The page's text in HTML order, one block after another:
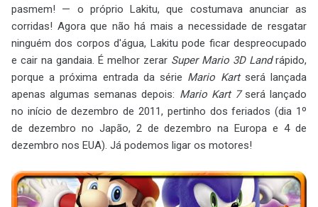
pasmem! — o próprio Lakitu, que costumava anunciar as
corridas! Agora que não há mais a necessidade de resgatar
ninguém dos corpos d'água, Lakitu pode ficar despreocupado
e cair na gandaia. É melhor zerar Super Mario 3D Landrápido,
porque a próxima entrada da série Mario Kartserá lançada
apenas algumas semanas depois: Mario Kart 7será lançado
no início de dezembro de 2011, pertinho dos feriados (dia 1º
de dezembro no Japão, 2 de dezembro na Europa e 4 de
dezembro nos EUA). Já podemos ligar os motores!